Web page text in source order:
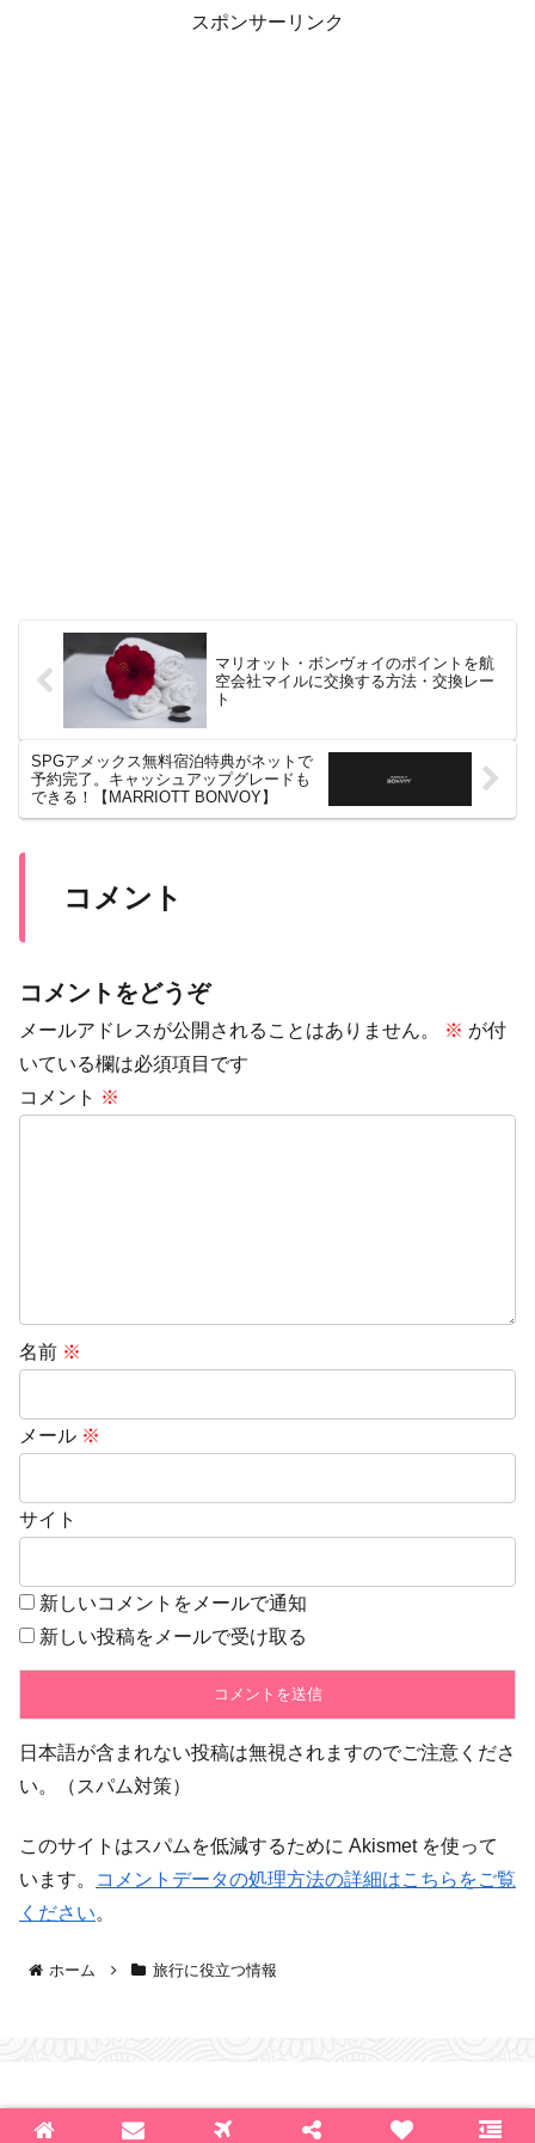
スポンサーリンク
マリオット・ボンヴォイのポイントを航
空会社マイルに交換する方法・交換レー
ト
SPGアメックス無料宿泊特典がネットで
予約完了。キャッシュアップグレードも
できる！【MARRIOTT BONVOY】
コメント
コメントをどうぞ
メールアドレスが公開されることはありません。 ※ が付
いている欄は必須項目です
コメント ※
名前 ※
メール ※
サイト
新しいコメントをメールで通知
新しい投稿をメールで受け取る
日本語が含まれない投稿は無視されますのでご注意くださ
い。（スパム対策）
このサイトはスパムを低減するために Akismet を使って
います。
コメントデータの処理方法の詳細はこちらをご覧
ください。
ホーム 旅行に役立つ情報
© 2015 ANA.sui.JAL.an.